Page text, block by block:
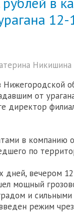
Никишина
от
директор
в компанию
по
дней, вечером
мощный
и
режим